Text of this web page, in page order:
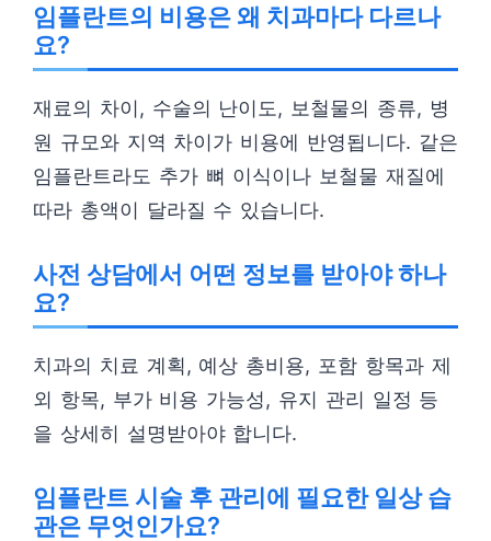
임플란트의 비용은 왜 치과마다 다르나
요?
재료의 차이, 수술의 난이도, 보철물의 종류, 병
원 규모와 지역 차이가 비용에 반영됩니다. 같은
임플란트라도 추가 뼈 이식이나 보철물 재질에
따라 총액이 달라질 수 있습니다.
사전 상담에서 어떤 정보를 받아야 하나
요?
치과의 치료 계획, 예상 총비용, 포함 항목과 제
외 항목, 부가 비용 가능성, 유지 관리 일정 등
을 상세히 설명받아야 합니다.
임플란트 시술 후 관리에 필요한 일상 습
관은 무엇인가요?